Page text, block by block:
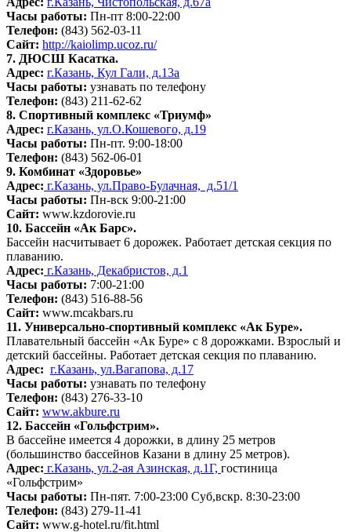
Часы работы: Пн-пт 8:00-22:00
Телефон: (843) 562-03-11
Сайт: http://kaiolimp.ucoz.ru/
7. ДЮСШ Касатка.
Адрес: г.Казань, Кул Гали, д.13а
Часы работы: узнавать по телефону
Телефон: (843) 211-62-62
8. Спортивный комплекс «Триумф»
Адрес: г.Казань, ул.О.Кошевого, д.19
Часы работы: Пн-пт. 9:00-18:00
Телефон: (843) 562-06-01
9. Комбинат «Здоровье»
Адрес: г.Казань, ул.Право-Булачная, д.51/1
Часы работы: Пн-вск 9:00-21:00
Сайт: www.kzdorovie.ru
10. Бассейн «Ак Барс».
Бассейн насчитывает 6 дорожек. Работает детская секция по
плаванию.
Адрес: г.Казань, Декабристов, д.1
Часы работы: 7:00-21:00
Телефон: (843) 516-88-56
Сайт: www.mcakbars.ru
11. Универсально-спортивный комплекс «Ак Буре».
Плавательный бассейн «Ак Буре» с 8 дорожками. Взрослый и
детский бассейны. Работает детская секция по плаванию.
Адрес: г.Казань, ул.Вагапова, д.17
Часы работы: узнавать по телефону
Телефон: (843) 276-33-10
Сайт: www.akbure.ru
12. Бассейн «Гольфстрим».
В бассейне имеется 4 дорожки, в длину 25 метров
(большинство бассейнов Казани в длину 25 метров).
Адрес: г.Казань, ул.2-ая Азинская, д.1Г, гостиница
«Гольфстрим»
Часы работы: Пн-пят. 7:00-23:00 Суб,вскр. 8:30-23:00
Телефон: (843) 279-11-41
Сайт: www.g-hotel.ru/fit.html